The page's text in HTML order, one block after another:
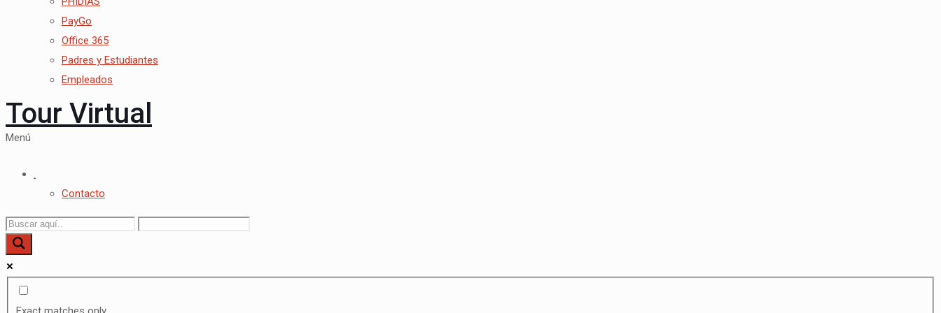
PayGo
Office 365
Padres y Estudiantes
Empleados
Tour Virtual
Menú
.
Contacto